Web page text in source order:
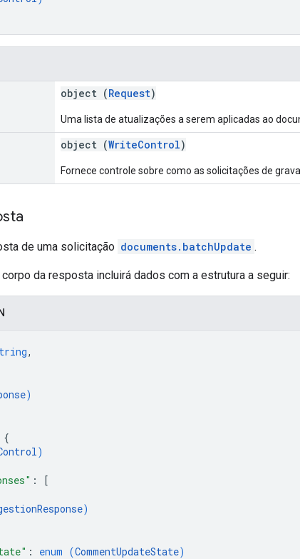
object (Request)
Uma lista de atualizações a serem aplicadas ao
object (WriteControl)
Fornece controle sobre como as solicitações de
de uma solicitação documents.batchUpdate .
corpo da resposta incluirá dados com a estrutura a seguir:
,
)
{
)
:
[
)
: enum (CommentUpdateState)